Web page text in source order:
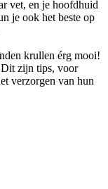
vet, en je hoofdhuid
je ook het beste op
krullen érg mooi!
Dit zijn tips, voor
verzorgen van hun